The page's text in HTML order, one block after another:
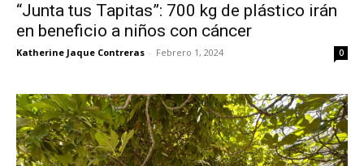
“Junta tus Tapitas”: 700 kg de plástico irán
en beneficio a niños con cáncer
Katherine Jaque Contreras - Febrero 1, 2024 0